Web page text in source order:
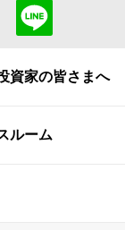
資家の皆さまへ
ルーム